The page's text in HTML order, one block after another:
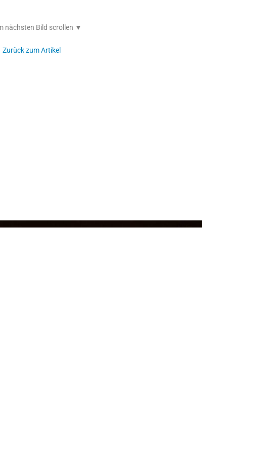
nächsten Bild scrollen ▼
Zurück zum Artikel